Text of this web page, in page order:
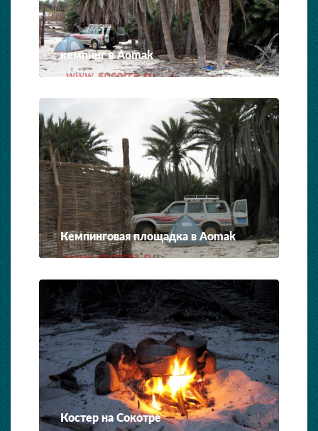
кемпинг в Aomak
Кемпинговая площадка в Aomak
Костер на Сокотре